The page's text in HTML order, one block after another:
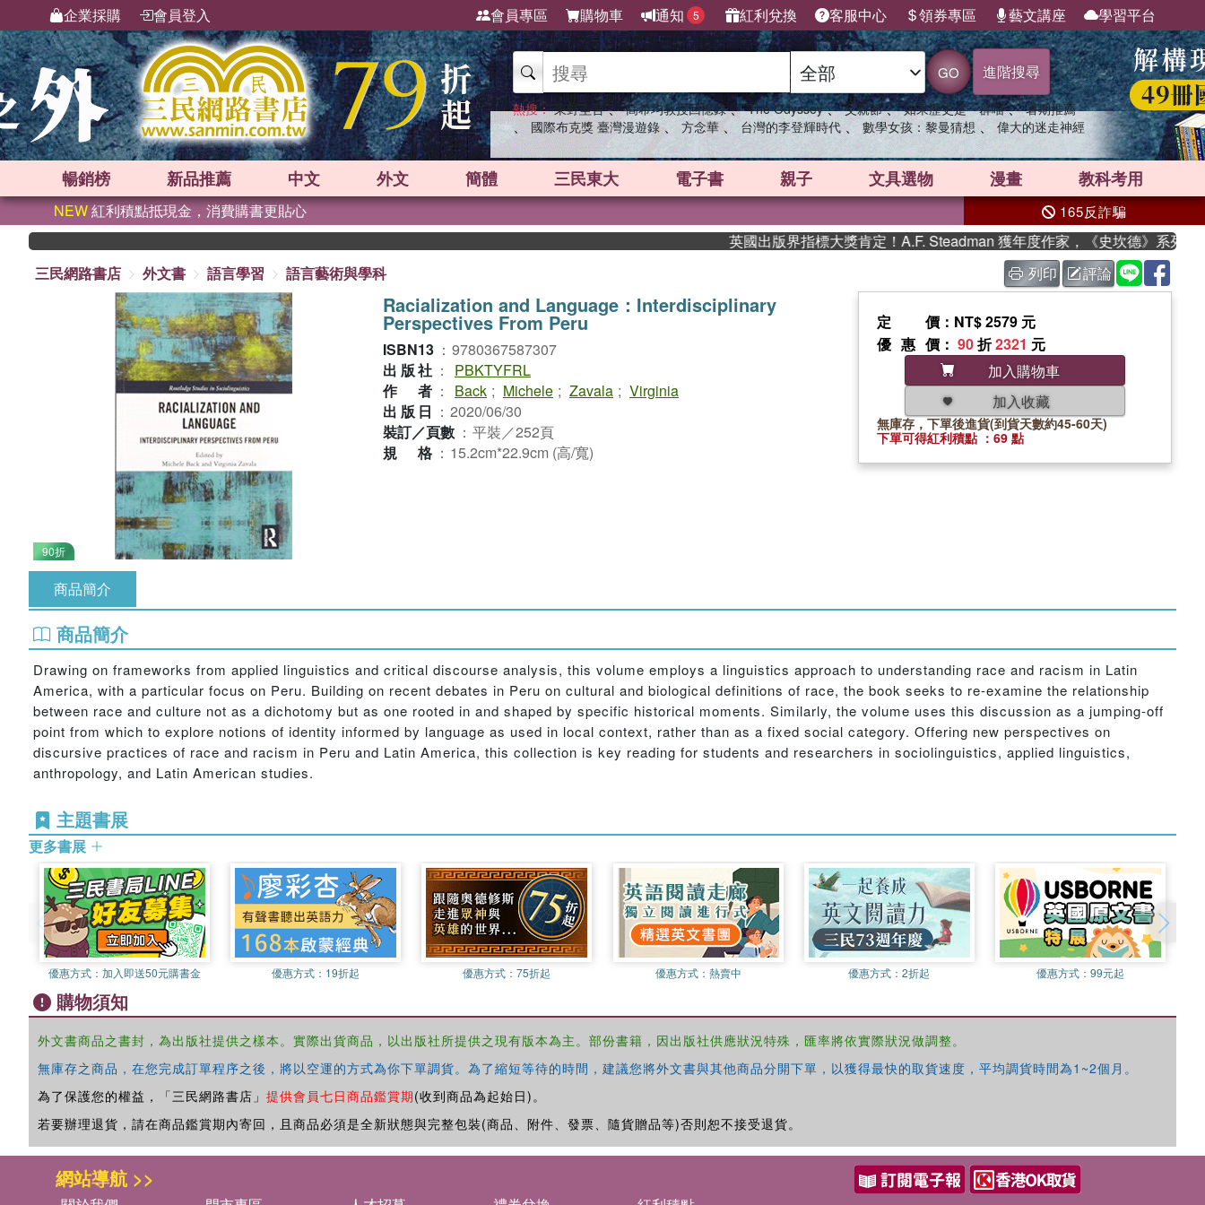
企業採購 會員登入 會員專區 購物車 通知 5 紅利兌換 客服中心 領券專區 藝文講座 學習平台
GO 進階搜尋
熱搜： 東野圭吾 、 高希均教授回憶錄 、 The Odyssey 、 父親節 、 如果歷史是一群喵 、 暑期推薦
、 國際布克獎 臺灣漫遊錄 、 方念華 、 台灣的李登輝時代 、 數學女孩：黎曼猜想 、 偉大的迷走神經
暢銷榜 新品推薦 中文 外文 簡體 三民東大 電子書 親子 文具選物 漫畫 教科考用
NEW紅利積點抵現金，消費購書更貼心 165反詐騙
英國出版界指標大獎肯定！A.F. Steadman 獲年度作家，《史坎德》系列帶你踏
三民網路書店
外文書 語言學習 語言藝術與學科 列印 評論
90折
Racialization and Language：Interdisciplinary
Perspectives From Peru
ISBN13 ： 9780367587307
出版社 ：
PBKTYFRL
作者 ： Back ; Michele ; Zavala ; Virginia
出版日 ： 2020/06/30
裝訂／頁數 ： 平裝／252頁
規格 ： 15.2cm*22.9cm (高/寬)
定價 ：NT$ 2579 元
優惠價 ： 90折2321 元
加入購物車
加入收藏
無庫存，下單後進貨(到貨天數約45-60天)
下單可得紅利積點 ：69 點
商品簡介
商品簡介
Drawing on frameworks from applied linguistics and critical discourse analysis, this volume employs a linguistics approach to understanding race and racism in Latin
America, with a particular focus on Peru. Building on recent debates in Peru on cultural and biological definitions of race, the book seeks to re-examine the relationship
between race and culture not as a dichotomy but as one rooted in and shaped by specific historical moments. Similarly, the volume uses this discussion as a jumping-off
point from which to explore notions of identity informed by language as used in local context, rather than as a fixed social category. Offering new perspectives on
discursive practices of race and racism in Peru and Latin America, this collection is key reading for students and researchers in sociolinguistics, applied linguistics,
anthropology, and Latin American studies.
主題書展
更多書展
優惠方式： 加入即送50元購書金 優惠方式： 19折起 優惠方式：75折起 優惠方式： 熱賣中 優惠方式：2折起 優惠方式：99元起
購物須知
外文書商品之書封，為出版社提供之樣本。實際出貨商品，以出版社所提供之現有版本為主。部份書籍，因出版社供應狀況特殊，匯率將依實際狀況做調整。
無庫存之商品，在您完成訂單程序之後，將以空運的方式為你下單調貨。為了縮短等待的時間，建議您將外文書與其他商品分開下單，以獲得最快的取貨速度，平均調貨時間為1~2個月。
為了保護您的權益，「三民網路書店」 提供會員七日商品鑑賞期(收到商品為起始日)。
若要辦理退貨，請在商品鑑賞期內寄回，且商品必須是全新狀態與完整包裝(商品、附件、發票、隨貨贈品等)否則恕不接受退貨。
網站導航 >>